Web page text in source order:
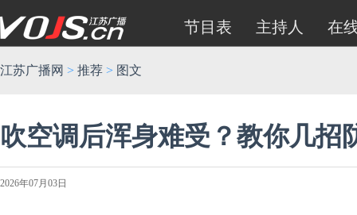
节目表 主持人 在
江苏广播网 > 推荐 > 图文
吹空调后浑身难受？教你几招
2026年07月03日